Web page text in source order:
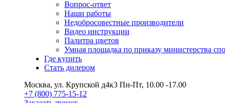
Вопрос-ответ
Наши работы
Недобросовестные производители
Видео инструкции
Палитра цветов
Умная площадка по приказу министерства
Где купить
Стать дилером
Москва, ул. Крупской д4к3 Пн-Пт, 10.00 -17.00
+7 (800) 775-15-12